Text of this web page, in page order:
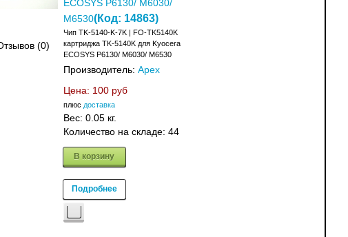
(0)
ECOSYS P6130/ M6030/
M6530(Код: 14863)
Чип TK-5140-K-7K | FO-TK5140K
картриджа TK-5140K для Kyocera
ECOSYS P6130/ M6030/ M6530
Производитель: Apex
Цена: 100 руб
плюс доставка
Вес: 0.05 кг.
Количество на складе: 44
В корзину
Подробнее